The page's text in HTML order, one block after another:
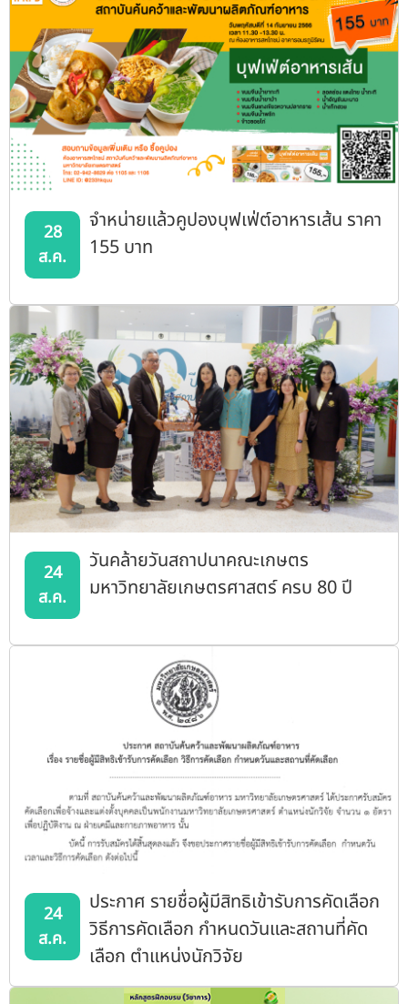
28
ส.ค.
จำหน่ายแล้วคูปองบุฟเฟ่ต์อาหารเส้น ราคา
155 บาท
24
ส.ค.
วันคล้ายวันสถาปนาคณะเกษตร
มหาวิทยาลัยเกษตรศาสตร์ ครบ 80 ปี
24
ส.ค.
ประกาศ รายชื่อผู้มีสิทธิเข้ารับการคัดเลือก
วิธีการคัดเลือก กำหนดวันและสถานที่คัด
เลือก ตำแหน่งนักวิจัย